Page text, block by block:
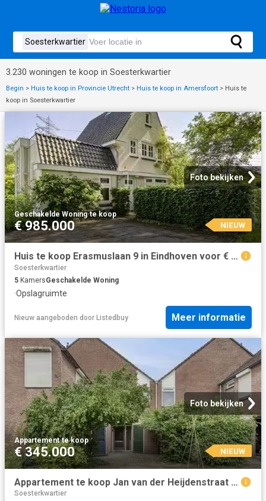
3.230 woningen te koop in Soesterkwartier
Begin > Huis te koop in Provincie Utrecht > Huis te koop in Amersfoort > Huis te
koop in Soesterkwartier
Foto bekijken
Geschakelde Woning·te koop
€ 985.000 NIEUW
Huis te koop Erasmuslaan 9 in Eindhoven voor € 985.000
Soesterkwartier
5 KamersGeschakelde Woning
·Opslagruimte
Nieuw aangeboden door Listedbuy Meer informatie
Foto bekijken
Appartement·te koop
€ 345.000 NIEUW
Appartement te koop Jan van der Heijdenstraat 26 in Tilburg vo.
Soesterkwartier